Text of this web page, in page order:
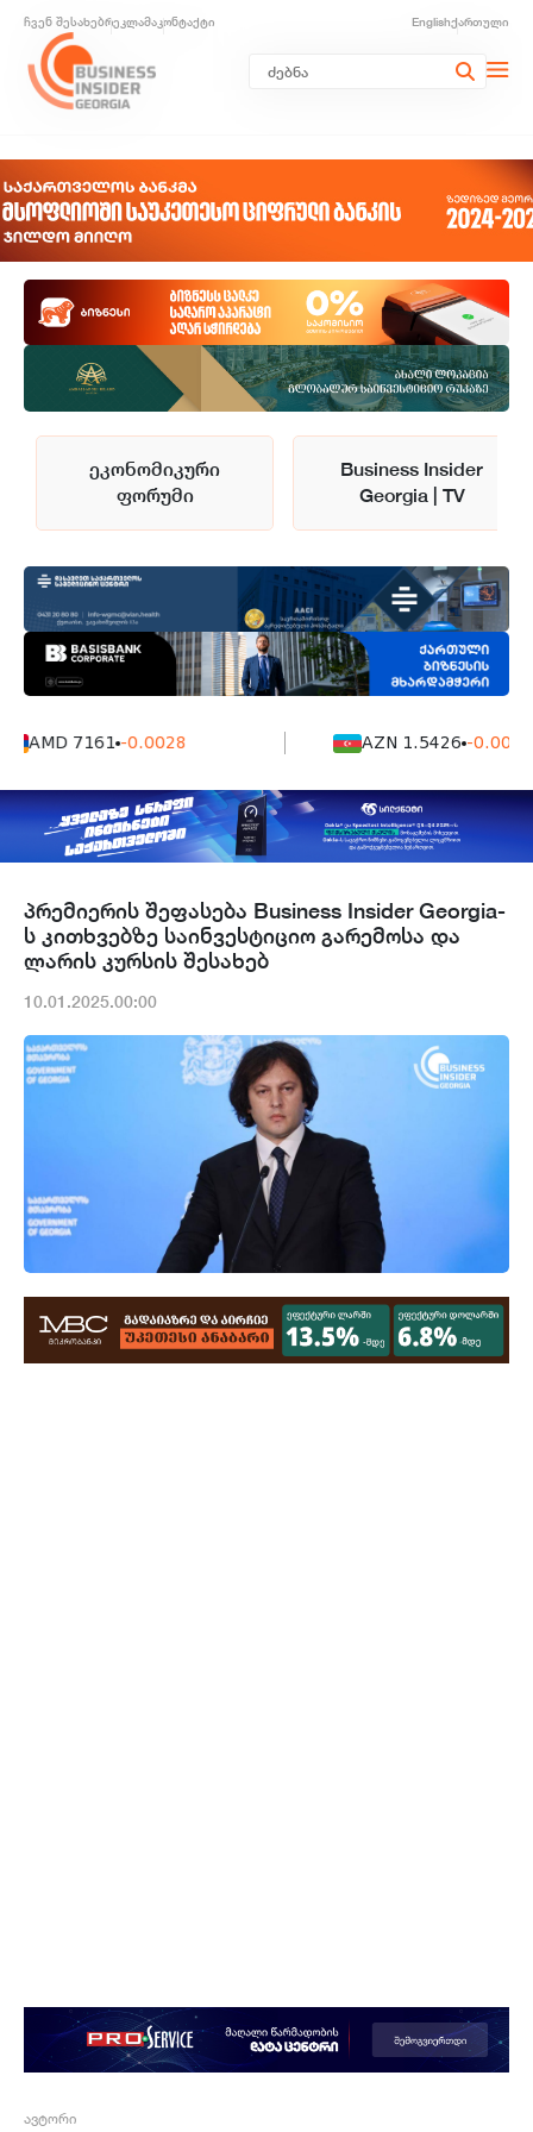
ჩვენ შესახებრეკლამაკონტაქტი Englishქართული
ეკონომიკური
ფორუმი
Business Insider
Georgia | TV
AMD 7161 -0.0028 AZN 1.5426 -0.0004
პრემიერის შეფასება Business Insider Georgia-
ს კითხვებზე საინვესტიციო გარემოსა და
ლარის კურსის შესახებ
10.01.2025.00:00
ავტორი